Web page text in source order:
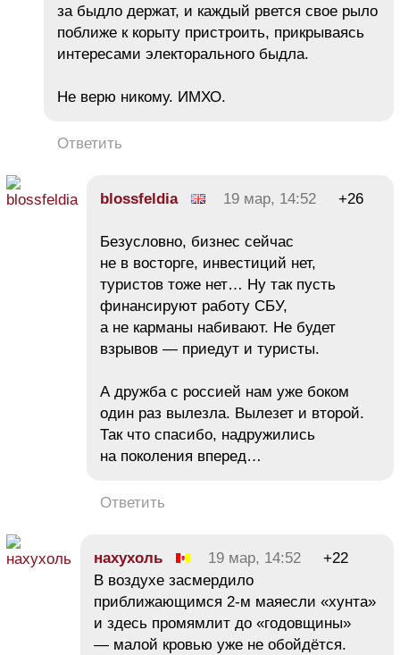
за быдло держат, и каждый рвется свое рыло
поближе к корыту пристроить, прикрываясь
интересами электорального быдла.
Не верю никому. ИМХО.
Ответить
blossfeldia 19 мар, 14:52 +26
Безусловно, бизнес сейчас
не в восторге, инвестиций нет,
туристов тоже нет… Ну так пусть
финансируют работу СБУ,
а не карманы набивают. Не будет
взрывов — приедут и туристы.
А дружба с россией нам уже боком
один раз вылезла. Вылезет и второй.
Так что спасибо, надружились
на поколения вперед…
Ответить
нахухоль 19 мар, 14:52
+22
В воздухе засмердило
приближающимся 2-м маяесли «хунта»
и здесь промямлит до «годовщины»
— малой кровью уже не обойдётся.